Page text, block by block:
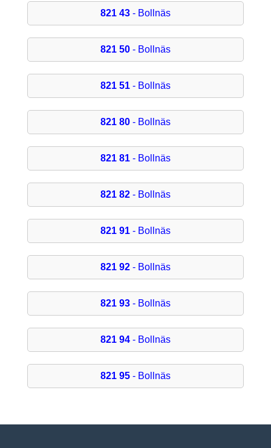
821 43- Bollnäs
821 50- Bollnäs
821 51- Bollnäs
821 80- Bollnäs
821 81- Bollnäs
821 82- Bollnäs
821 91- Bollnäs
821 92- Bollnäs
821 93- Bollnäs
821 94- Bollnäs
821 95- Bollnäs